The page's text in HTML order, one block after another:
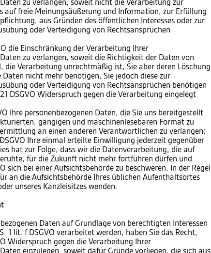
zu verlangen, soweit nicht die Verarbeitung zur
auf freie Meinungsäußerung und Information, zur Erfüllung
aus Gründen des öffentlichen Interesses oder zur
oder Verteidigung von Rechtsansprüchen
die Einschränkung der Verarbeitung Ihrer
zu verlangen, soweit die Richtigkeit der Daten von
die Verarbeitung unrechtmäßig ist, Sie aber deren Löschung
nicht mehr benötigen, Sie jedoch diese zur
oder Verteidigung von Rechtsansprüchen benötigen
DSGVO Widerspruch gegen die Verarbeitung eingelegt
Ihre personenbezogenen Daten, die Sie uns bereitgestellt
gängigen und maschinenlesebaren Format zu
an einen anderen Verantwortlichen zu verlangen;
Ihre einmal erteilte Einwilligung jederzeit gegenüber
hat zur Folge, dass wir die Datenverarbeitung, die auf
für die Zukunft nicht mehr fortführen dürfen und
sich bei einer Aufsichtsbehörde zu beschweren. In der Regel
an die Aufsichtsbehörde Ihres üblichen Aufenthaltsortes
unseres Kanzleisitzes wenden.
Daten auf Grundlage von berechtigten Interessen
1 lit. f DSGVO verarbeitet werden, haben Sie das Recht,
Widerspruch gegen die Verarbeitung Ihrer
einzulegen, soweit dafür Gründe vorliegen, die sich aus